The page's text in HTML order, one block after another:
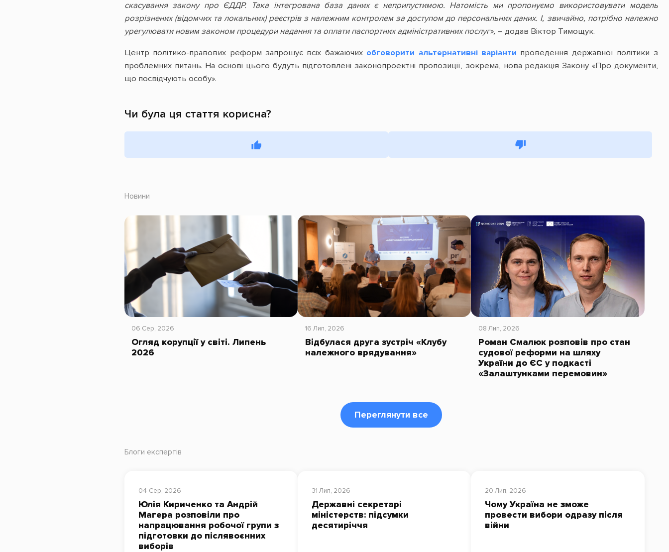
скасування закону про ЄДДР. Така інтегрована база даних є неприпустимою. Натомість ми пропонуємо використовувати модель
розрізнених (відомчих та локальних) реєстрів з належним контролем за доступом до персональних даних. І, звичайно, потрібно належно
урегулювати новим законом процедури надання та оплати паспортних адміністративних послуг», – додав Віктор Тимощук.
Центр політико-правових реформ запрошує всіх бажаючих обговорити альтернативні варіанти проведення державної політики з
проблемних питань. На основі цього будуть підготовлені законопроектні пропозиції, зокрема, нова редакція Закону «Про документи,
що посвідчують особу».
Чи була ця стаття корисна?
Новини
06 Сер, 2026
Огляд корупції у світі. Липень
2026
16 Лип, 2026
Відбулася друга зустріч «Клубу
належного врядування»
08 Лип, 2026
Роман Смалюк розповів про стан
судової реформи на шляху
України до ЄС у подкасті
«Залаштунками перемовин»
Переглянути все
Блоги експертів
04 Сер, 2026
Юлія Кириченко та Андрій
Магера розповіли про
напрацювання робочої групи з
підготовки до післявоєнних
виборів
31 Лип, 2026
Державні секретарі
міністерств: підсумки
десятиріччя
20 Лип, 2026
Чому Україна не зможе
провести вибори одразу після
війни